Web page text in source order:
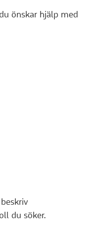
önskar hjälp med
du söker.